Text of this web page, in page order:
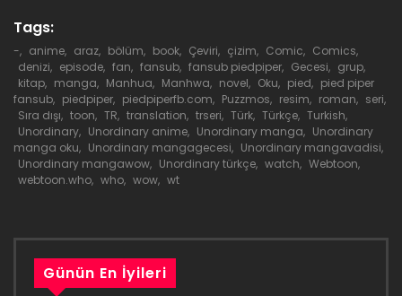
1 Mayıs 2024
Bölüm 253
1 Mayıs 2024
Bölüm 252
1 Mayıs 2024
1 Mayıs 2024
Bölüm 250
Tags:
-, anime, araz, bölüm, book, Çeviri, çizim, Comic, Comics,
denizi, episode, fan, fansub, fansub piedpiper, Gecesi, grup,
kitap, manga, Manhua, Manhwa, novel, Oku, pied, pied piper
fansub, piedpiper, piedpiperfb.com, Puzzmos, resim, roman, seri,
Sıra dışı, toon, TR, translation, trseri, Türk, Türkçe, Turkish,
Unordinary, Unordinary anime, Unordinary manga, Unordinary
manga oku, Unordinary mangagecesi, Unordinary mangavadisi,
Unordinary mangawow, Unordinary türkçe, watch, Webtoon,
webtoon.who, who, wow, wt
Günün En İyileri